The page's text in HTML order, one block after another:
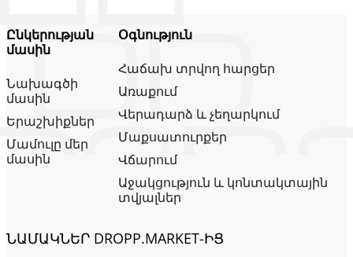
Ընկերության
մասին
Նախագծի
մասին
Երաշխիքներ
Մամուլը մեր
մասին
Օգնություն
Հաճախ տրվող հարցեր
Առաքում
Վերադարձ և չեղարկում
Մաքսատուրքեր
Վճարում
Աջակցություն և կոնտակտային
տվյալներ
ՆԱՄԱԿՆԵՐ DROPP.MARKET-ԻՑ